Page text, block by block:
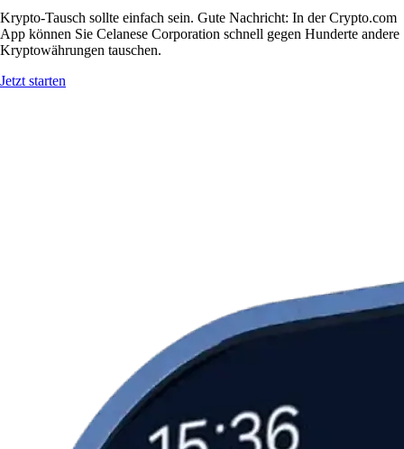
Krypto-Tausch sollte einfach sein. Gute Nachricht: In der Crypto.com
App können Sie Celanese Corporation schnell gegen Hunderte andere
Kryptowährungen tauschen.
Jetzt starten